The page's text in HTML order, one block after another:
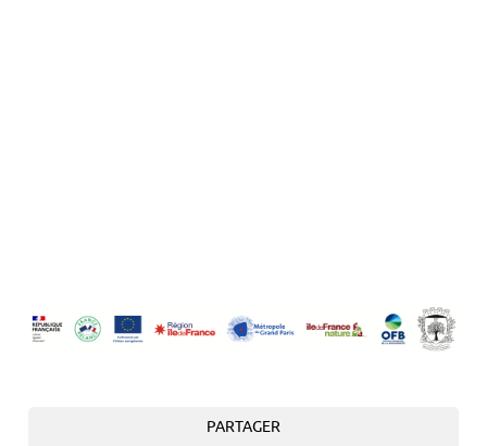
PARTAGER